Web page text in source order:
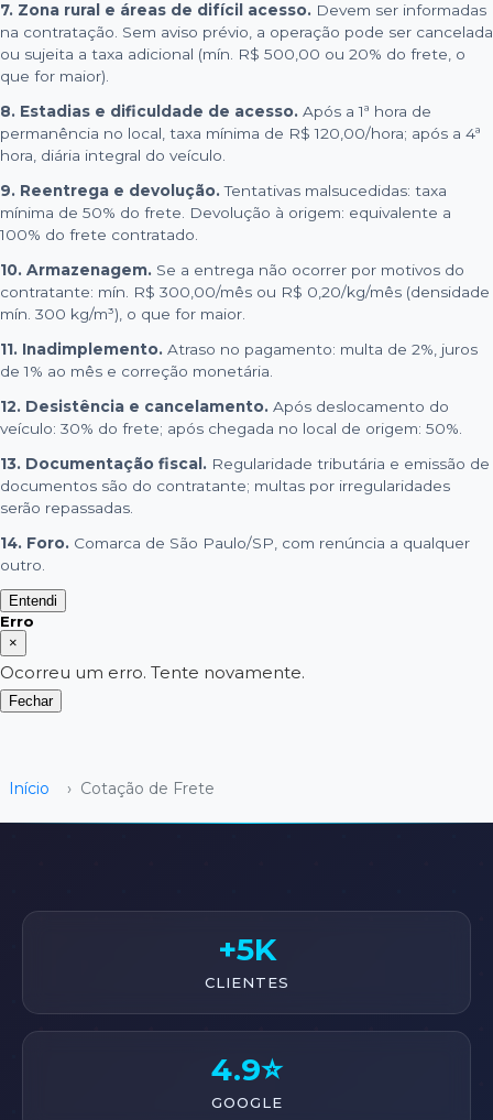
7. Zona rural e áreas de difícil acesso. Devem ser informadas
na contratação. Sem aviso prévio, a operação pode ser cancelada
ou sujeita a taxa adicional (mín. R$ 500,00 ou 20% do frete, o
que for maior).
8. Estadias e dificuldade de acesso. Após a 1ª hora de
permanência no local, taxa mínima de R$ 120,00/hora; após a 4ª
hora, diária integral do veículo.
9. Reentrega e devolução.Tentativas malsucedidas: taxa
mínima de 50% do frete. Devolução à origem: equivalente a
100% do frete contratado.
10. Armazenagem. Se a entrega não ocorrer por motivos do
contratante: mín. R$ 300,00/mês ou R$ 0,20/kg/mês (densidade
mín. 300 kg/m³), o que for maior.
11. Inadimplemento. Atraso no pagamento: multa de 2%, juros
de 1% ao mês e correção monetária.
12. Desistência e cancelamento. Após deslocamento do
veículo: 30% do frete; após chegada no local de origem: 50%.
13. Documentação fiscal. Regularidade tributária e emissão de
documentos são do contratante; multas por irregularidades
serão repassadas.
14. Foro. Comarca de São Paulo/SP, com renúncia a qualquer
outro.
Entendi
Erro
×
Ocorreu um erro. Tente novamente.
Fechar
Início › Cotação de Frete
+5K
CLIENTES
4.9⭐
GOOGLE